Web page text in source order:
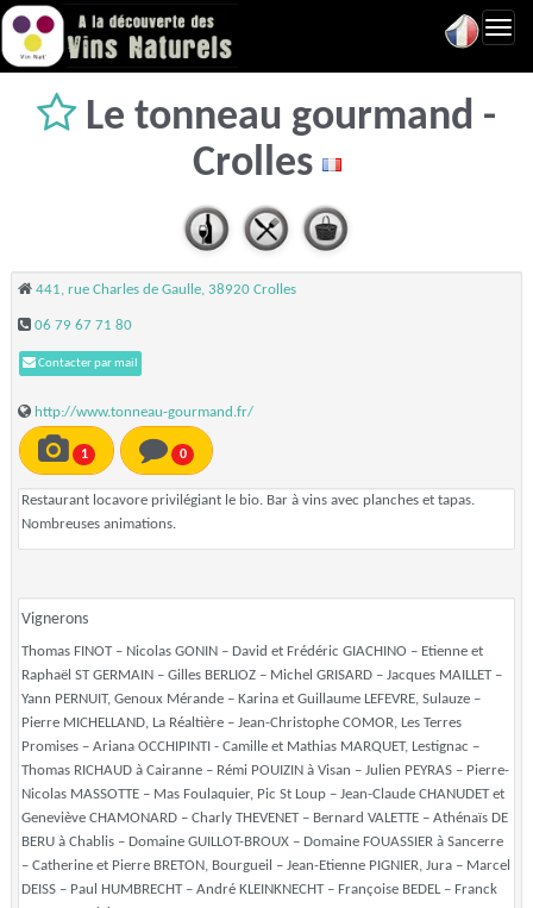
Le tonneau gourmand -
Crolles
441, rue Charles de Gaulle, 38920 Crolles
06 79 67 71 80
Contacter par mail
http://www.tonneau-gourmand.fr/
1 0
Restaurant locavore privilégiant le bio. Bar à vins avec planches et tapas.
Nombreuses animations.
Vignerons
Thomas FINOT – Nicolas GONIN – David et Frédéric GIACHINO – Etienne et
Raphaël ST GERMAIN – Gilles BERLIOZ – Michel GRISARD – Jacques MAILLET –
Yann PERNUIT, Genoux Mérande – Karina et Guillaume LEFEVRE, Sulauze –
Pierre MICHELLAND, La Réaltière – Jean-Christophe COMOR, Les Terres
Promises – Ariana OCCHIPINTI - Camille et Mathias MARQUET, Lestignac –
Thomas RICHAUD à Cairanne – Rémi POUIZIN à Visan – Julien PEYRAS – Pierre-
Nicolas MASSOTTE – Mas Foulaquier, Pic St Loup – Jean-Claude CHANUDET et
Geneviève CHAMONARD – Charly THEVENET – Bernard VALETTE – Athénaïs DE
BERU à Chablis – Domaine GUILLOT-BROUX – Domaine FOUASSIER à Sancerre
– Catherine et Pierre BRETON, Bourgueil – Jean-Etienne PIGNIER, Jura – Marcel
DEISS – Paul HUMBRECHT – André KLEINKNECHT – Françoise BEDEL – Franck